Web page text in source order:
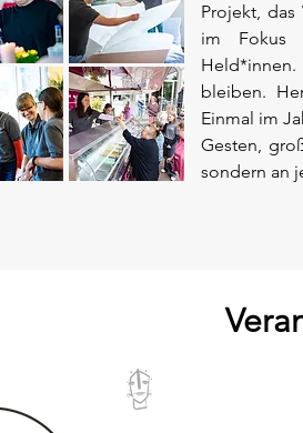
Projekt,
im Fokus
bleiben.
Einmal im
Gesten,
sondern an